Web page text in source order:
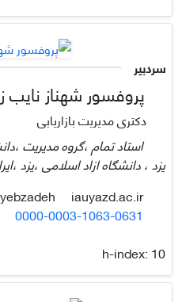
سردبیر
پروفسور شهناز نایب
دکتری مدیریت بازاریابی
استاد تمام ،گروه مدیریت
یزد ، دانشگاه ازاد اسلامی ،یزد
snayebzadeh
iauyazd.ac.ir
0000-0003-1063-0631
h-index:10